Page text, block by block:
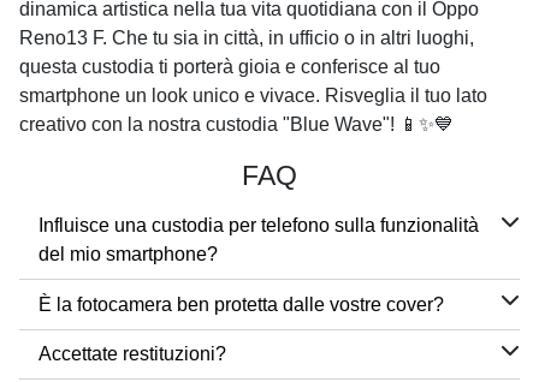
dinamica artistica nella tua vita quotidiana con il Oppo
Reno13 F. Che tu sia in città, in ufficio o in altri luoghi,
questa custodia ti porterà gioia e conferisce al tuo
smartphone un look unico e vivace. Risveglia il tuo lato
creativo con la nostra custodia "Blue Wave"! 📱✨💙
FAQ
Influisce una custodia per telefono sulla funzionalità
del mio smartphone?
È la fotocamera ben protetta dalle vostre cover?
Accettate restituzioni?